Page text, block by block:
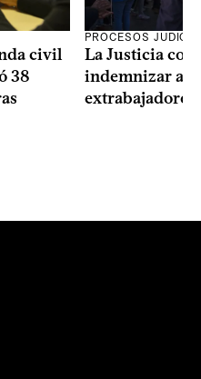
civil
38
PROCESOS
La Justicia
indemnizar a
extrabajadores